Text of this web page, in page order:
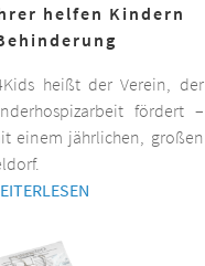
helfen Kindern
heißt der Verein, der
fördert –
einem jährlichen, großen